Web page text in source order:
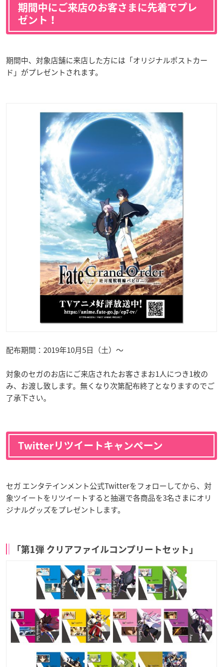
期間中にご来店のお客さまに先着でプレ
ゼント！
期間中、対象店舗に来店した方には「オリジナルポストカー
ド」がプレゼントされます。
配布期間：2019年10月5日（土）～
対象のセガのお店にご来店されたお客さまお1人につき1枚の
み、お渡し致します。無くなり次第配布終了となりますのでご
了承下さい。
Twitterリツイートキャンペーン
セガ エンタテインメント公式Twitterをフォローしてから、対
象ツイートをリツイートすると抽選で各商品を3名さまにオリ
ジナルグッズをプレゼントします。
「第1 弾 クリアファイルコンプリートセット」